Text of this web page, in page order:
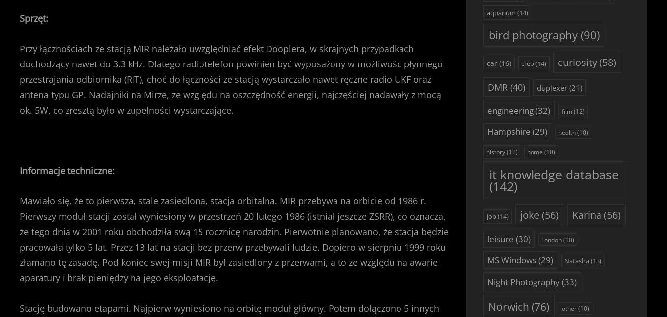
Sprzęt:
Przy łącznościach ze stacją MIR należało uwzględniać efekt Dooplera, w skrajnych przypadkach
dochodzący nawet do 3.3 kHz. Dlatego radiotelefon powinien być wyposażony w możliwość płynnego
przestrajania odbiornika (RIT), choć do łączności ze stacją wystarczało nawet ręczne radio UKF oraz
antena typu GP. Nadajniki na Mirze, ze względu na oszczędność energii, najczęściej nadawały z mocą
ok. 5W, co zresztą było w zupełności wystarczające.
Informacje techniczne:
Mawiało się, że to pierwsza, stale zasiedlona, stacja orbitalna. MIR przebywa na orbicie od 1986 r.
Pierwszy moduł stacji został wyniesiony w przestrzeń 20 lutego 1986 (istniał jeszcze ZSRR), co oznacza,
że tego dnia w 2001 roku obchodziła swą 15 rocznicę narodzin. Pierwotnie planowano, że stacja będzie
pracowała tylko 5 lat. Przez 13 lat na stacji bez przerw przebywali ludzie. Dopiero w sierpniu 1999 roku
złamano tę zasadę. Pod koniec swej misji MIR był zasiedlony z przerwami, a to ze względu na awarie
aparatury i brak pieniędzy na jego eksploatację.
Stację budowano etapami. Najpierw wyniesiono na orbitę moduł główny. Potem dołączono 5 innych
aquarium (14)
bird photography(90)
car(16) creo (14) curiosity (58)
DMR(40) duplexer(21)
engineering(32) film (12)
Hampshire (29) health(10)
history(12) home (10)
it knowledge database
(142)
job(14) joke (56) Karina (56)
leisure (30) London(10)
MS Windows(29) Natasha (13)
Night Photography(33)
Norwich (76) other(10)